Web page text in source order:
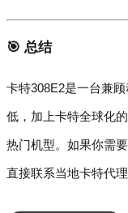
🎯 总结
卡特308E2是一台兼
低，加上卡特全球化
热门机型。如果你需
直接联系当地卡特代